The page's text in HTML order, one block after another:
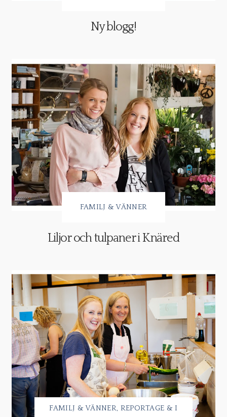
Ny blogg!
FAMILJ & VÄNNER
Liljor och tulpaner i Knäred
FAMILJ & VÄNNER REPORTAGE & I